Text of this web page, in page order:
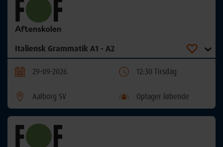
Italiensk Grammatik A1 - A2
29-09-2026 12:30 Tirsdag
Aalborg SV Optager løbende